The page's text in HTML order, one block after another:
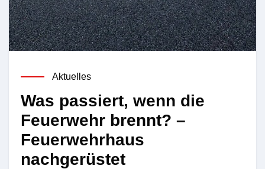
Aktuelles
Was passiert, wenn die
Feuerwehr brennt? –
Feuerwehrhaus
nachgerüstet